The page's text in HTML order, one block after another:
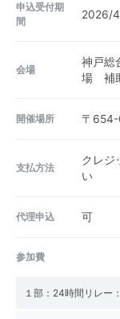
申込受付期
間
2026/
会場
神戸総
場 補
開催場所 〒
支払方法
クレジ
い
代理申込 可
参加費
１部：24時間リレー